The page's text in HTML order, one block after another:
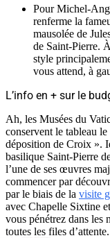
Pour Michel-
renferme la
mausolée de
de Saint-Pierre.
style
vous attend, à
L’info en + sur le
Ah, les Musées du
conservent le tableau
déposition de Croix ».
basilique Saint-Pierre
l’une de ses œuvres
commencer par
par le biais de la visite
avec Chapelle Sixtine
vous pénétrez dans les
toutes les files